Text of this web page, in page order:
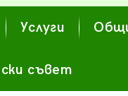
Услуги
съвет